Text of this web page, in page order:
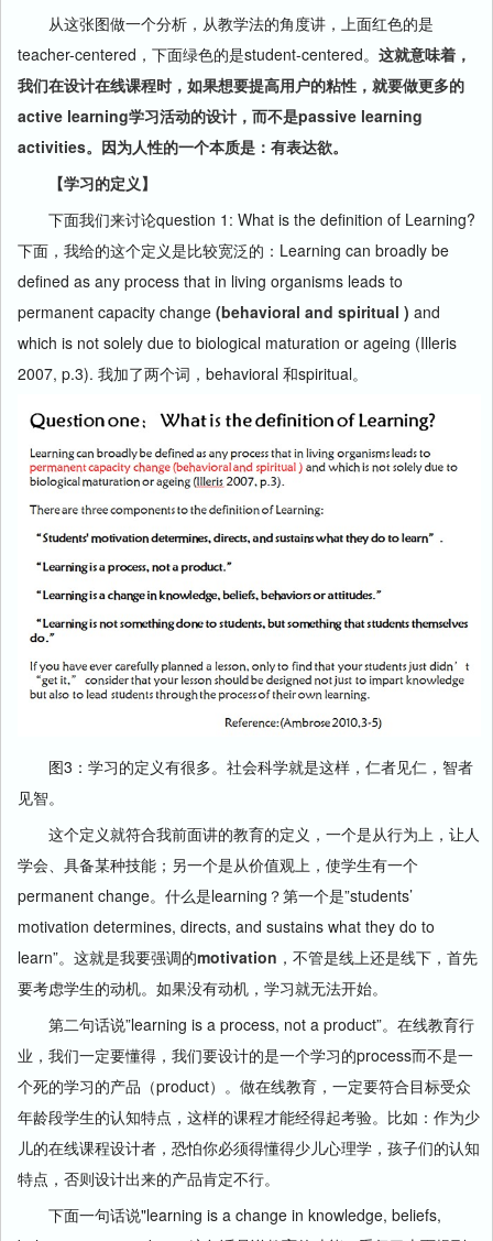
从这张图做一个分析，从教学法的角度讲，上面红色的是
teacher-centered，下面绿色的是student-centered。 这就意味着，
我们在设计在线课程时，如果想要提高用户的粘性，就要做更多的
active learning学习活动的设计，而不是passive learning
activities。因为人性的一个本质是：有表达欲。
【学习的定义】
下面我们来讨论question 1: What is the definition of Learning?
下面，我给的这个定义是比较宽泛的：Learning can broadly be
defined as any process that in living organisms leads to
permanent capacity change (behavioral and spiritual ) and
which is not solely due to biological maturation or ageing (Illeris
2007, p.3). 我加了两个词，behavioral 和spiritual。
图3：学习的定义有很多。社会科学就是这样，仁者见仁，智者
见智。
这个定义就符合我前面讲的教育的定义，一个是从行为上，让人
学会、具备某种技能；另一个是从价值观上，使学生有一个
permanent change。什么是learning？第一个是”students’
motivation determines, directs, and sustains what they do to
learn”。这就是我要强调的motivation ，不管是线上还是线下，首先
要考虑学生的动机。如果没有动机，学习就无法开始。
第二句话说”learning is a process, not a product”。在线教育行
业，我们一定要懂得，我们要设计的是一个学习的process而不是一
个死的学习的产品（product）。做在线教育，一定要符合目标受众
年龄段学生的认知特点，这样的课程才能经得起考验。比如：作为少
儿的在线课程设计者，恐怕你必须得懂得少儿心理学，孩子们的认知
特点，否则设计出来的产品肯定不行。
下面一句话说"learning is a change in knowledge, beliefs,